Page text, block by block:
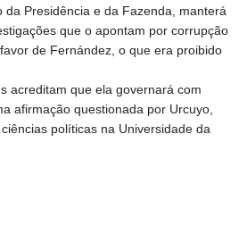
MNT
4143.388184
MOP 9.327593
MUR 54.234774
MVR 17.813278
MWK
da Presidência e da Fazenda, manterá
que o apontam por corrupção
de Fernández, o que era proibido
acreditam que ela governará com
afirmação questionada por Urcuyo,
políticas na Universidade da